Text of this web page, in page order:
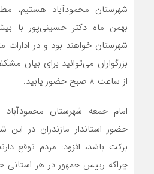
شهرستان خواهند بود و در ادارات
بزرگواران می‌توانید برای بیان
از ساعت 8 صبح حضور یابید.
امام جمعه شهرستان محمودآباد
حضور استاندار مازندران در این
برکت باشد، افزود: مردم توقع
چراکه رییس جمهور در هر استانی